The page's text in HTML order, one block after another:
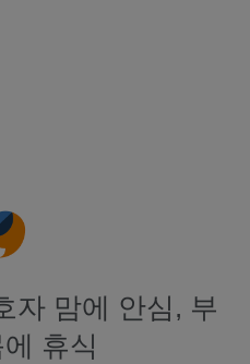
자 맘에 안심, 부
휴식